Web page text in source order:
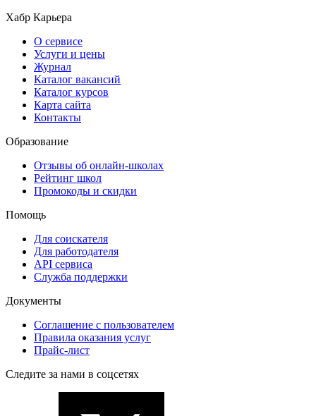
Хабр Карьера
О сервисе
Услуги и цены
Журнал
Каталог вакансий
Каталог курсов
Карта сайта
Контакты
Образование
Отзывы об онлайн-школах
Рейтинг школ
Промокоды и скидки
Помощь
Для соискателя
Для работодателя
API сервиса
Служба поддержки
Документы
Соглашение с пользователем
Правила оказания услуг
Прайс-лист
Следите за нами в соцсетях